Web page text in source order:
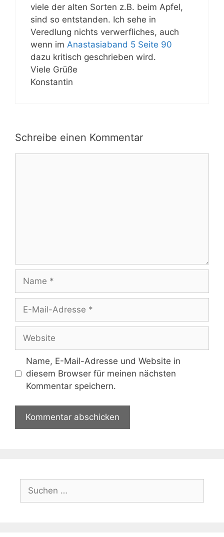
viele der alten Sorten z.B. beim Apfel,
sind so entstanden. Ich sehe in
Veredlung nichts verwerfliches, auch
wenn im Anastasiaband 5 Seite 90
dazu kritisch geschrieben wird.
Viele Grüße
Konstantin
Schreibe einen Kommentar
Name
Adresse
Website
Name, E-Mail-Adresse und Website in
diesem Browser für meinen nächsten
Kommentar speichern.
nach: